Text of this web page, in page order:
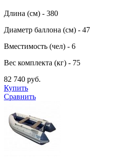
Длина (см) - 380
Диаметр баллона (см) - 47
Вместимость (чел) - 6
Вес комплекта (кг) - 75
82 740 руб.
Купить
Сравнить